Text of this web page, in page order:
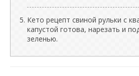
Кето рецепт свиной рульки с
капустой готова, нарезать и
зеленью.